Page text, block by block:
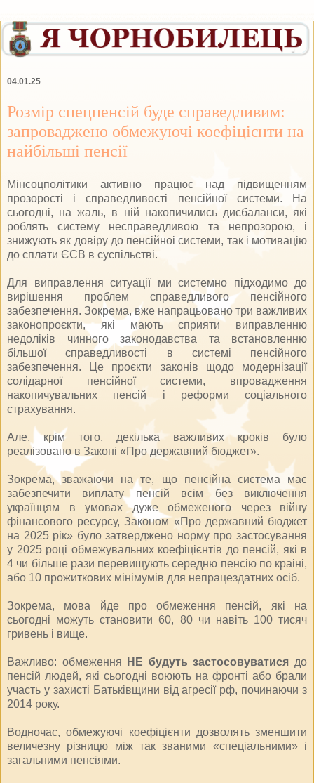
04.01.25
Розмір спецпенсій буде справедливим:
запроваджено обмежуючі коефіцієнти на
найбільші пенсії
Мінсоцполітики активно працює над підвищенням
прозорості і справедливості пенсійної системи. На
сьогодні, на жаль, в ній накопичились дисбаланси, які
роблять систему несправедливою та непрозорою, і
знижують як довіру до пенсійноі системи, так і мотивацію
до сплати ЄСВ в суспільстві.
Для виправлення ситуації ми системно підходимо до
вирішення проблем справедливого пенсійного
забезпечення. Зокрема, вже напрацьовано три важливих
законопроєкти, які мають сприяти виправленню
недоліків чинного законодавства та встановленню
більшої справедливості в системі пенсійного
забезпечення. Це проєкти законів щодо модернізації
солідарної пенсійної системи, впровадження
накопичувальних пенсій і реформи соціального
страхування.
Але, крім того, декілька важливих кроків було
реалізовано в Законі «Про державний бюджет».
Зокрема, зважаючи на те, що пенсійна система має
забезпечити виплату пенсій всім без виключення
українцям в умовах дуже обмеженого через війну
фінансового ресурсу, Законом «Про державний бюджет
на 2025 рік» було затверджено норму про застосування
у 2025 році обмежувальних коефіцієнтів до пенсій, які в
4 чи більше рази перевищують середню пенсію по краіні,
або 10 прожиткових мінімумів для непрацездатних осіб.
Зокрема, мова йде про обмеження пенсій, які на
сьогодні можуть становити 60, 80 чи навіть 100 тисяч
гривень і вище.
Важливо: обмеження НЕ будуть застосовуватися до
пенсій людей, які сьогодні воюють на фронті або брали
участь у захисті Батьківщини від агресії рф, починаючи з
2014 року.
Водночас, обмежуючі коефіцієнти дозволять зменшити
величезну різницю між так званими «спеціальними» і
загальними пенсіями.